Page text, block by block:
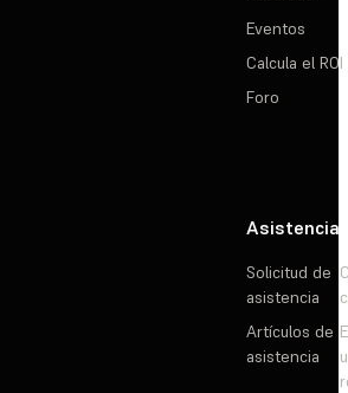
Eventos
Calcula el ROI
Foro
Asistencia
Solicitud de
asistencia
Artículos de
asistencia